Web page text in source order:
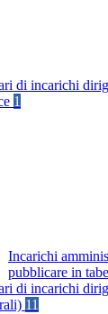
di incarichi
1
Incarichi
pubblicare in
di incarichi
11